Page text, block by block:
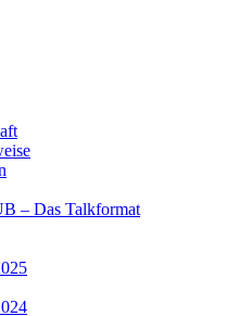
– Das Talkformat